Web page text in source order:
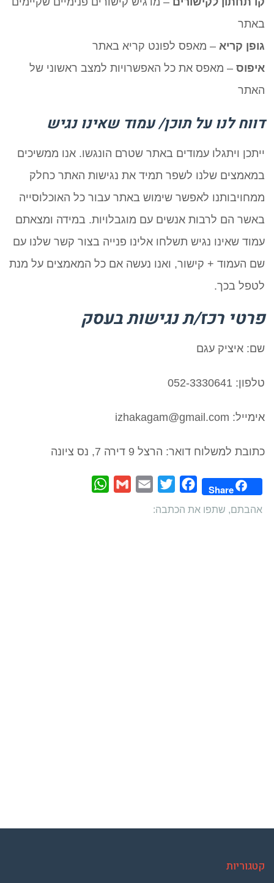
באתר
גופן קריא – מאפס לפונט קריא באתר
איפוס – מאפס את כל האפשרויות למצב ראשוני של
האתר
דווח לנו על תוכן/ עמוד שאינו נגיש
ייתכן ויתגלו עמודים באתר שטרם הונגשו. אנו ממשיכים
במאמצים שלנו לשפר תמיד את נגישות האתר כחלק
ממחויבותנו לאפשר שימוש באתר עבור כל האוכלוסייה
באשר הם לרבות אנשים עם מוגבלויות. במידה ומצאתם
עמוד שאינו נגיש תשלחו אלינו פנייה בצור קשר שלנו עם
שם העמוד + קישור, ואנו נעשה אם כל המאמצים על מנת
לטפל בכך.
פרטי רכז/ת נגישות בעסק
שם: איציק עגם
טלפון: 052-3330641
אימייל: izhakagam@gmail.com
כתובת למשלוח דואר: הרצל 9 דירה 7, נס ציונה
Share
Facebook
Twitter
Email
Gmail
אהבתם, שתפו את הכתבה:
קטגוריות